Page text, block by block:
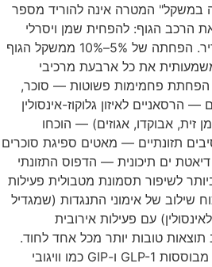
במשקל" המטרה אינה להוריד מספר
הגוף: להפחית שמן ויסרלי
ולשמר (או לבנות) מסת שריר. הפחתה של 5%–10% ממשקל הגוף
את כל ארבעת מרכיבי
הפחתת פחמימות פשוטות — סוכר,
לאיזון גלוקוז-אינסולין
זית, אבוקדו, אגוזים) — הוכחו
תזונתיים — מאטים ספיגת סוכרים
דיאטת ים תיכונית — הדפוס התזונתי
לשיפור תסמונת מטבולית פעילות
שילוב של אימוני התנגדות (שמגדיל
עם פעילות אירובית
טובות יותר מכל אחד לחוד.
תרופות — כשצריך תרופות מבוססות GLP-1 ו-GIP כמו וויגובי